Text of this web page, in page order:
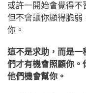
或許一開始會覺得不
但不會讓你顯得脆弱
你。
這不是求助，而是一
們才有機會照顧你。
他們機會幫你。